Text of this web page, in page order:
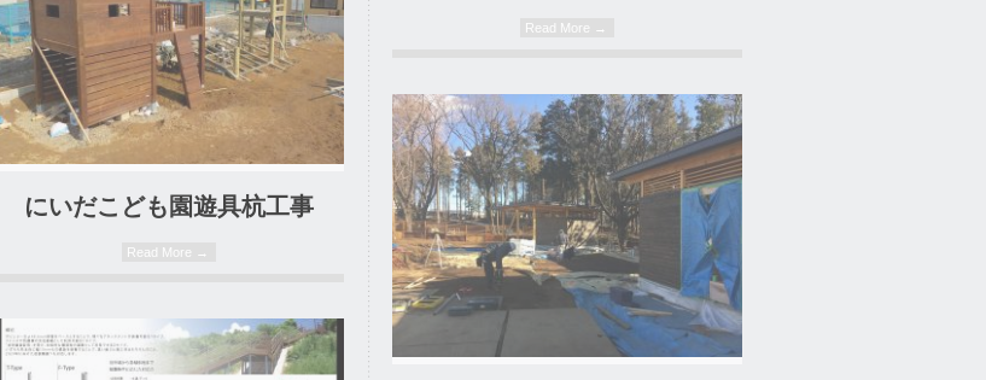
Read More →
にいだこども園遊具杭工事
Read More →
0 Comment
19. 12. 2017
25. 08. 2017